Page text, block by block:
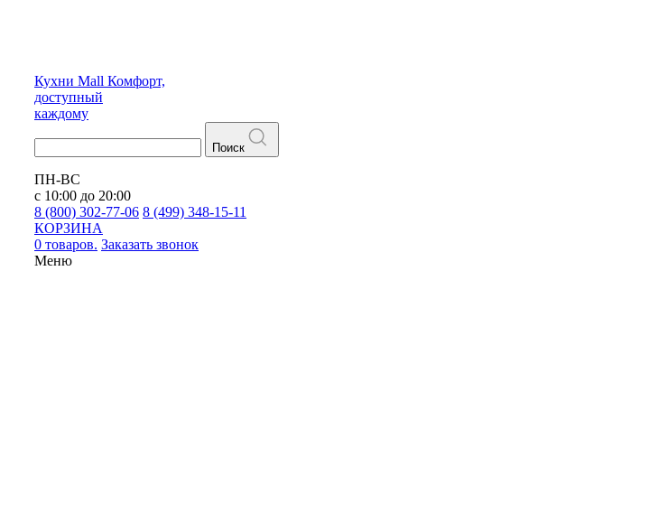
Кухни Mall Комфорт,
доступный
каждому
Поиск
ПН-ВС
с 10:00 до 20:00
8 (800) 302-77-06 8 (499) 348-15-11
КОРЗИНА
0 товаров. Заказать звонок
Меню